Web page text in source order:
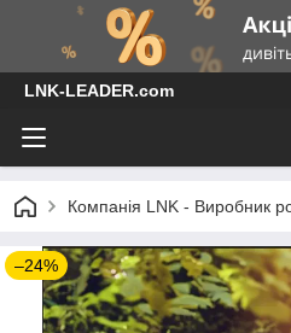
LNK-LEADER.com
Компанія LNK - Виробник
–24%